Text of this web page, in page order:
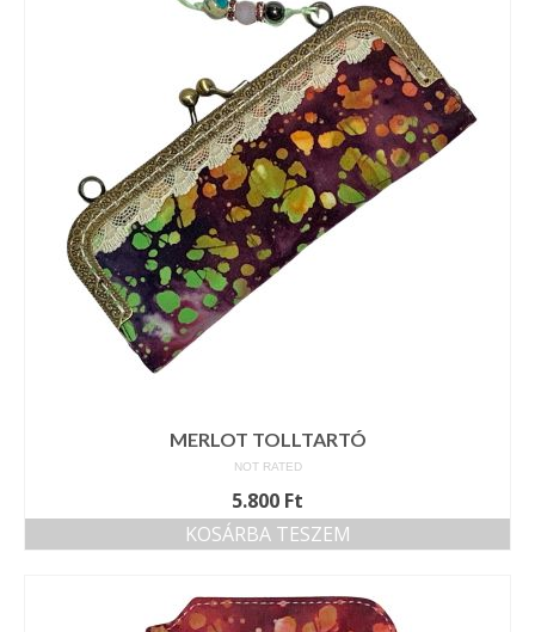
MERLOT TOLLTARTÓ
NOT RATED
5.800 Ft
KOSÁRBA TESZEM